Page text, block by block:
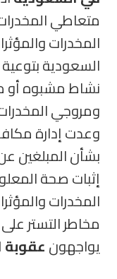
متعاطي
المخدرات
السعودية
نشاط مشبوه أو
ومروجي
وعدت إدارة
بشأن المبلغين
إثبات صحة
المخدرات
مخاطر التستر
يواجهونعقوبة